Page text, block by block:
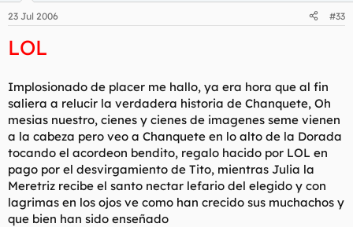
23 Jul 2006 #33
LOL
Implosionado de placer me hallo, ya era hora que al fin
saliera a relucir la verdadera historia de Chanquete, Oh
mesias nuestro, cienes y cienes de imagenes seme vienen
a la cabeza pero veo a Chanquete en lo alto de la Dorada
tocando el acordeon bendito, regalo hacido por LOL en
pago por el desvirgamiento de Tito, mientras Julia la
Meretriz recibe el santo nectar lefario del elegido y con
lagrimas en los ojos ve como han crecido sus muchachos y
que bien han sido enseñado